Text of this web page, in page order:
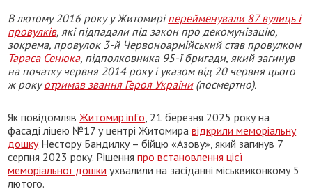
В лютому 2016 року у Житомиріперейменували 87 вулиць і
провулків, які підпадали під закон про декомунізацію,
зокрема, провулок 3-й Червоноармійський став провулком
Тараса Сенюка, підполковника 95-ї бригади, який загинув
на початку червня 2014 року і указом від 20 червня цього
ж рокуотримав звання Героя України(посмертно).
Як повідомлявЖитомир.info , 21 березня 2025 року на
фасаді ліцею №17 у центрі Житомиравідкрили меморіальну
дошкуНестору Бандилку – бійцю «Азову», який загинув 7
серпня 2023 року. Рішенняпро встановлення цієї
меморіальної дошки ухвалили на засіданні міськвиконкому 5
лютого.